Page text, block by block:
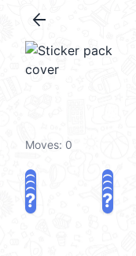
arrow_back
Moves: 0
? ?
? ?
? ?
? ?